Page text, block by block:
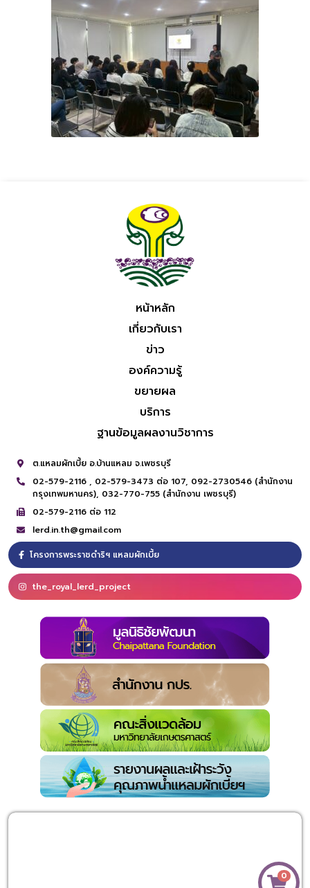
0
หน้าหลัก
เกี่ยวกับเรา
ข่าว
องค์ความรู้
ขยายผล
บริการ
ฐานข้อมูลผลงานวิชาการ
ต.แหลมผักเบี้ย อ.บ้านแหลม จ.เพชรบุรี
02-579-2116 , 02-579-3473 ต่อ 107, 092-2730546 (สำนักงาน
กรุงเทพมหานคร), 032-770-755 (สำนักงาน เพชรบุรี)
02-579-2116 ต่อ 112
lerd.in.th@gmail.com
โครงการพระราชดำริฯ แหลมผักเบี้ย
the_royal_lerd_project